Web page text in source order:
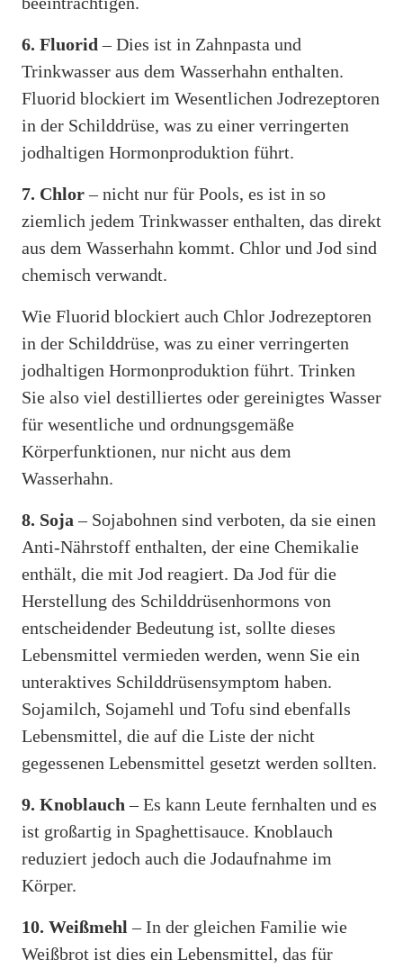
6. Fluorid – Dies ist in Zahnpasta und
Trinkwasser aus dem Wasserhahn enthalten.
Fluorid blockiert im Wesentlichen Jodrezeptoren
in der Schilddrüse, was zu einer verringerten
jodhaltigen Hormonproduktion führt.
7. Chlor– nicht nur für Pools, es ist in so
ziemlich jedem Trinkwasser enthalten, das direkt
aus dem Wasserhahn kommt. Chlor und Jod sind
chemisch verwandt.
Wie Fluorid blockiert auch Chlor Jodrezeptoren
in der Schilddrüse, was zu einer verringerten
jodhaltigen Hormonproduktion führt. Trinken
Sie also viel destilliertes oder gereinigtes Wasser
für wesentliche und ordnungsgemäße
Körperfunktionen, nur nicht aus dem
Wasserhahn.
8. Soja – Sojabohnen sind verboten, da sie einen
Anti-Nährstoff enthalten, der eine Chemikalie
enthält, die mit Jod reagiert. Da Jod für die
Herstellung des Schilddrüsenhormons von
entscheidender Bedeutung ist, sollte dieses
Lebensmittel vermieden werden, wenn Sie ein
unteraktives Schilddrüsensymptom haben.
Sojamilch, Sojamehl und Tofu sind ebenfalls
Lebensmittel, die auf die Liste der nicht
gegessenen Lebensmittel gesetzt werden sollten.
9. Knoblauch – Es kann Leute fernhalten und es
ist großartig in Spaghettisauce. Knoblauch
reduziert jedoch auch die Jodaufnahme im
Körper.
10. Weißmehl – In der gleichen Familie wie
Weißbrot ist dies ein Lebensmittel, das für